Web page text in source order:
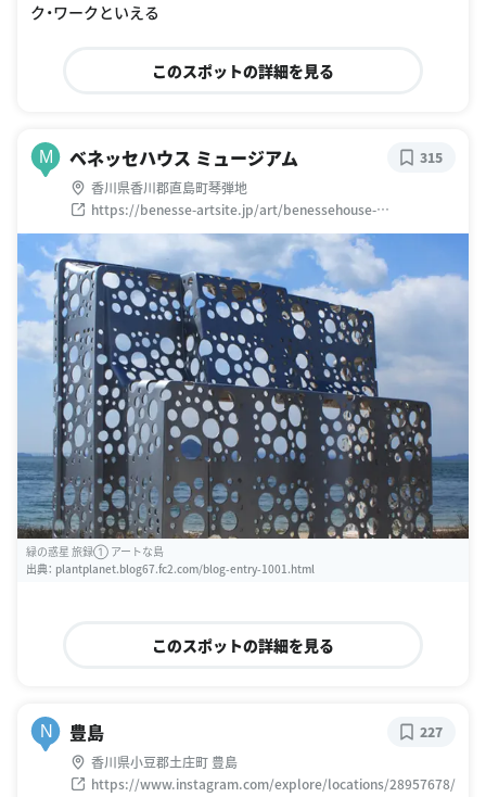
ク・ワークといえる
このスポットの詳細を見る
M ベネッセハウス ミュージアム
香川県香川郡直島町琴弾地
https://benesse-artsite.jp/art/benessehouse-
museum.html
315
緑の惑星 旅録① アートな島
出典： plantplanet.blog67.fc2.com/blog-entry-1001.html
このスポットの詳細を見る
N 豊島
香川県小豆郡土庄町 豊島
https://www.instagram.com/explore/locations/28957678/
227